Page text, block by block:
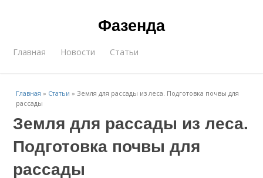
Фазенда
Главная Новости Статьи
Главная » Статьи »Земля для рассады из леса. Подготовка почвы для
рассады
Земля для рассады из леса.
Подготовка почвы для
рассады